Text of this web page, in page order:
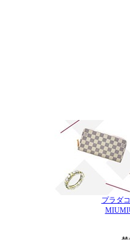
プラダ